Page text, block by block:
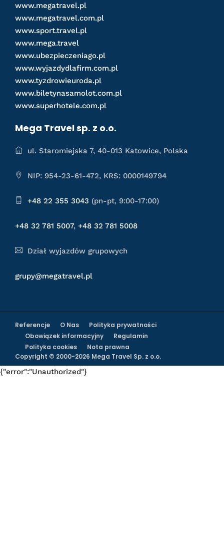
www.megatravel.pl
www.megatravel.com.pl
www.sport.travel.pl
www.mega.travel
www.ubezpieczeniago.pl
www.wyjazdydlafirm.com.pl
www.tyzdrowieuroda.pl
www.biletynasamolot.com.pl
www.superhotele.com.pl
Mega Travel sp. z o.o.
ul. Staromiejska 7, 40-013 Katowice, Polska
NIP: 954-23-61-472, KRS: 0000149794
+48 22 355 3043 (pn-pt, 9:00-17:00)
+48 32 781 5007, +48 32 781 5008
Dział wyjazdów grupowych
grupy@megatravel.pl
Referencje O Nas
Polityka prywatności
Obowiązek informacyjny
Regulamin
Polityka cookies
Nota prawna
Copyright © 2000-2026 Mega Travel Sp. z o.o.
{"error":"Unauthorized"}